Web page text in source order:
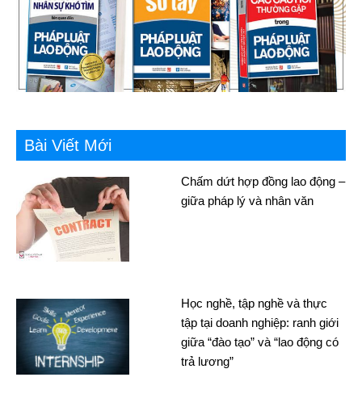
Bài Viết Mới
Chấm dứt hợp đồng lao động –
giữa pháp lý và nhân văn
Học nghề, tập nghề và thực
tập tại doanh nghiệp: ranh giới
giữa “đào tạo” và “lao động có
trả lương”